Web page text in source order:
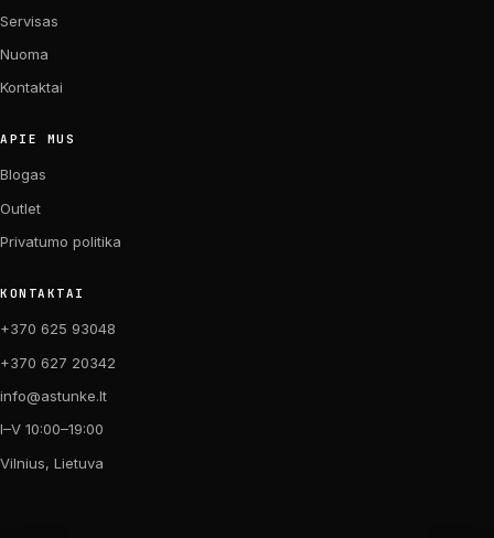
Servisas
Nuoma
Kontaktai
APIE MUS
Blogas
Outlet
Privatumo politika
KONTAKTAI
+370 625 93048
+370 627 20342
info@astunke.lt
I–V 10:00–19:00
Vilnius, Lietuva